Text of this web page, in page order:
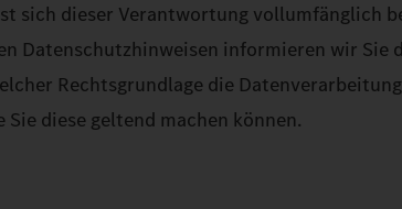
sich dieser Verantwortung vollumfänglich
Datenschutzhinweisen informieren wir
Rechtsgrundlage die
diese geltend machen können.